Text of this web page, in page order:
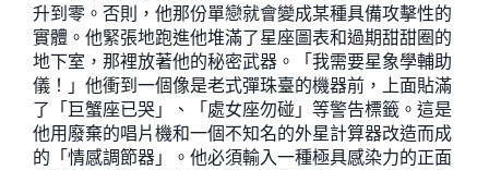
升到零。否則，他那份單戀就會變成某種具備攻擊性的
實體。他緊張地跑進他堆滿了星座圖表和過期甜甜圈的
地下室，那裡放著他的秘密武器。「我需要星象學輔助
儀！」他衝到一個像是老式彈珠臺的機器前，上面貼滿
了「巨蟹座已哭」、「處女座勿碰」等警告標籤。這是
他用廢棄的唱片機和一個不知名的外星計算器改造而成
的「情感調節器」。他必須輸入一種極具感染力的正面